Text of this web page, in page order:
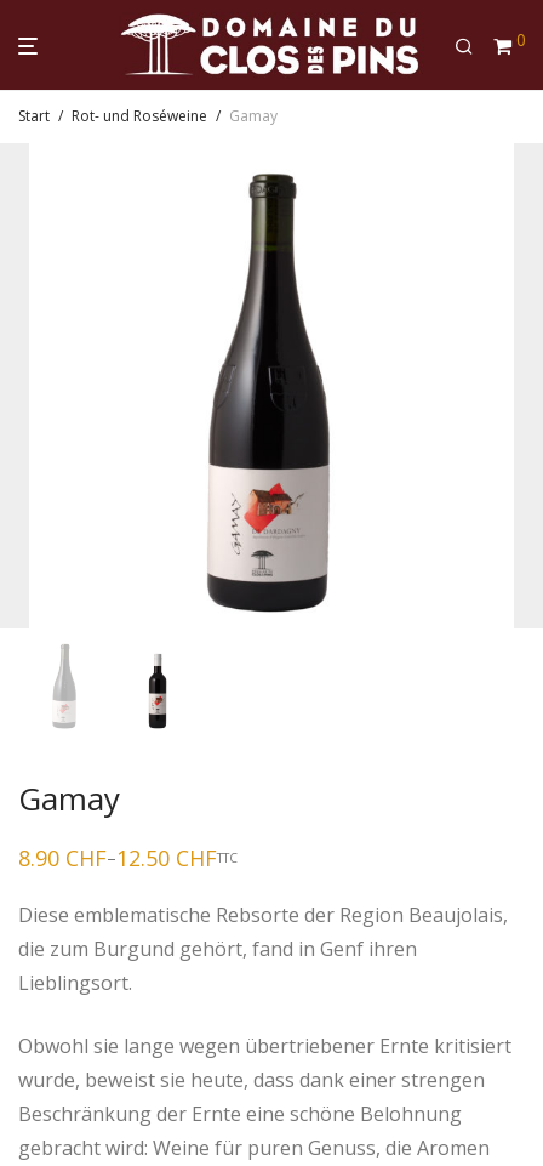
0
Start / Rot- und Roséweine / Gamay
Gamay
8.90 CHF–12.50 CHF
Preisspanne:
12.50 CHF
TTC
Diese emblematische Rebsorte der Region Beaujolais,
die zum Burgund gehört, fand in Genf ihren
Lieblingsort.
Obwohl sie lange wegen übertriebener Ernte kritisiert
wurde, beweist sie heute, dass dank einer strengen
Beschränkung der Ernte eine schöne Belohnung
gebracht wird: Weine für puren Genuss, die Aromen